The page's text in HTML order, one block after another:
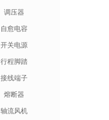
调压器
自愈电容
开关电源
行程脚踏
接线端子
熔断器
轴流风机